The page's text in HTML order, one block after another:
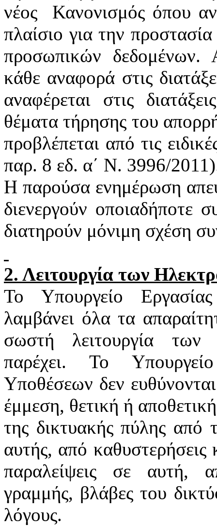
νέος
Κανονισμός όπου
πλαίσιο για την
προσωπικών
κάθε αναφορά στις
αναφέρεται στις
θέματα τήρησης του
προβλέπεται από τις
παρ. 8 εδ. α΄ Ν. 3996/
Η παρούσα ενημέρωση
διενεργούν
διατηρούν μόνιμη σχέση
2. Λειτουργία των
Το Υπουργείο
λαμβάνει όλα τα
σωστή λειτουργία των
παρέχει. Το
Υποθέσεων δεν
έμμεση, θετική ή
της δικτυακής πύλης
αυτής, από
παραλείψεις σε αυτή,
γραμμής, βλάβες του
λόγους.